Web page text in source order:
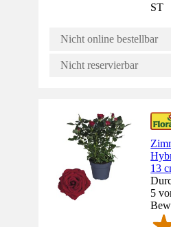
ST
Nicht online bestellbar
Nicht reservierbar
13
5